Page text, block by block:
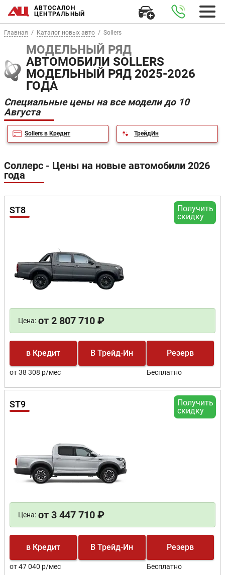
АВТОСАЛОН
ЦЕНТРАЛЬНЫЙ
Главная Каталог новых авто Sollers
МОДЕЛЬНЫЙ РЯД
АВТОМОБИЛИ SOLLERS
МОДЕЛЬНЫЙ РЯД 2025-2026
ГОДА
Специальные цены на все модели до 10
Августа
Sollers в Кредит ТрейдИн
Соллерс - Цены на новые автомобили 2026
года
Получить
скидку
ST8
Цена: от 2 807 710 ₽
в Кредит
от 38 308 р/мес
В Трейд-Ин Резерв
Бесплатно
Получить
скидку
ST9
Цена: от 3 447 710 ₽
в Кредит
от 47 040 р/мес
В Трейд-Ин Резерв
Бесплатно